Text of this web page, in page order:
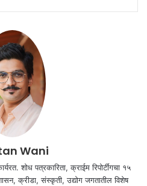
Wani
शोध पत्रकारिता, क्राईम रिपोर्टींगचा १५
क्रीडा, संस्कृती, उद्योग जगतातील विशेष